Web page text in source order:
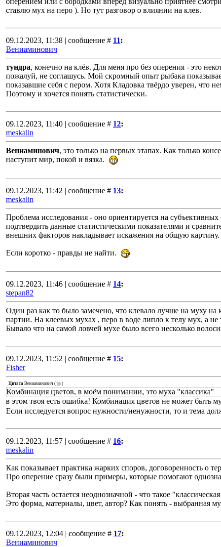
ставлю мух на перо ). Но тут разговор о влиянии на клев.
09.12.2023, 11:38 | сообщение # 11:
Вениаминович
тундра, конечно на клёв. Для меня про без оперения - это
пожалуй, не соглашусь. Мой скромный опыт рыбака
показавшие себя с пером. Хотя Кладовка твёрдо уверен, что
Поэтому и хочется понять статистически.
09.12.2023, 11:40 | сообщение # 12:
meskalin
Вениаминович, это только на первых этапах. Как только
наступит мир, покой и вязка.
09.12.2023, 11:42 | сообщение # 13:
meskalin
Проблема исследования - оно ориентируется на
подтвердить данные статистическими показателями и
внешних факторов накладывает искажения на общую картину.
Если коротко - правды не найти.
09.12.2023, 11:46 | сообщение # 14:
stepan82
Один раз как то было замечено, что клевало лучше на муху
партии. На клеевых мухах , перо в воде липло к телу мух, а
Бывало что на самой ловчей мухе было всего несколько
09.12.2023, 11:52 | сообщение # 15:
Fisher
Цитата Вениаминович ( )
Комбинация цветов, в моём понимании, это муха "классика"
в этом твоя есть ошибка! Комбинация цветов не может быть
Если исследуется вопрос нужности/ненужности, то и тема
09.12.2023, 11:57 | сообщение # 16:
meskalin
Как показывает практика жарких споров, договоренность о
Про оперение сразу были примеры, которые помогают
Вторая часть остается неоднозначной - что такое
Это форма, материалы, цвет, автор? Как понять - выбранная
09.12.2023, 12:04 | сообщение # 17:
Вениаминович